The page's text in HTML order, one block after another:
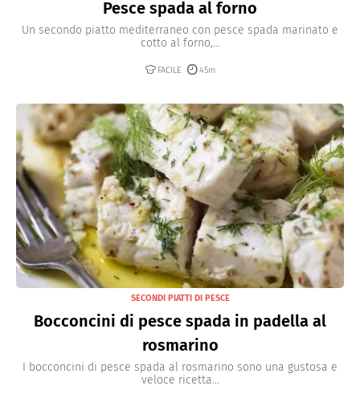
Pesce spada al forno
Un secondo piatto mediterraneo con pesce spada marinato e
cotto al forno,...
FACILE 45m
SECONDI PIATTI DI PESCE
Bocconcini di pesce spada in padella al
rosmarino
I bocconcini di pesce spada al rosmarino sono una gustosa e
veloce ricetta...